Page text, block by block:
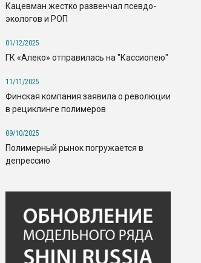
Кацевман жестко развенчал псевдо-
экологов и РОП
01/12/2025
ГК «Алеко» отправилась на "Кассиопею"
11/11/2025
Финская компания заявила о революции
в рециклинге полимеров
09/10/2025
Полимерный рынок погружается в
депрессию